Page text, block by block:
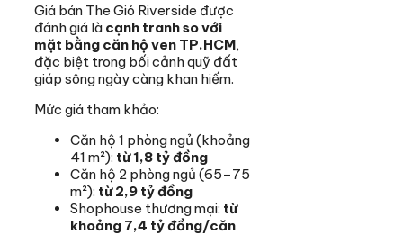
Giá bán The Gió Riverside được
đánh giá là cạnh tranh so với
mặt bằng căn hộ ven TP.HCM,
đặc biệt trong bối cảnh quỹ đất
giáp sông ngày càng khan hiếm.
Mức giá tham khảo:
Căn hộ 1 phòng ngủ (khoảng
41 m²): từ 1,8 tỷ đồng
Căn hộ 2 phòng ngủ (65–75
m²): từ 2,9 tỷ đồng
Shophouse thương mại: từ
khoảng 7,4 tỷ đồng/căn